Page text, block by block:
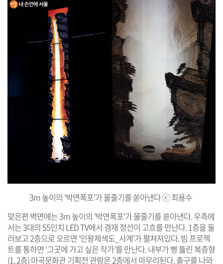
3m 높이의 '박연폭포'가 물줄기를 쏟아낸다ⓒ 최용수
맞은편 벽면에는 3m 높이의 '박연폭포'가 물줄기를 쏟아낸다. 우측에
서는 3대의 55인치 LED TV에서 겸재 정선이 고흐를 만난다. 1층을 둘
러보고 2층으로 오르면 '인왕제색도_사계'가 펼쳐져있다. 빔 프로젝
트를 통하면 ‘그곳에 가고 싶은 작가’를 만난다. 내부가 뻥 뚫린 복층형
(1, 2층) 마곡문화관 기획전 관람은 2층에서 마무리된다. 출구를 나와